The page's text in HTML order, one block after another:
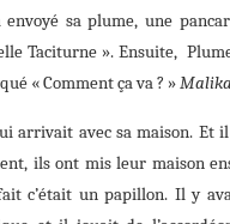
envoyé sa plume, une
Taciturne ». Ensuite,
« Comment ça va ? »Malika
arrivait avec sa maison. Et
ils ont mis leur maison
c’était un papillon. Il y